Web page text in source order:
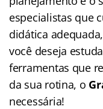
especialistas que
didática
você deseja
ferramentas que
da sua rotina, o
necessária!